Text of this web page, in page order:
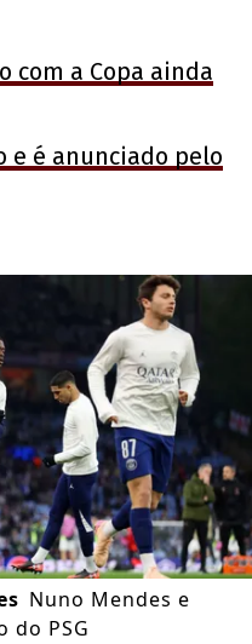
com a Copa ainda
e é anunciado pelo
Nuno Mendes e
do PSG